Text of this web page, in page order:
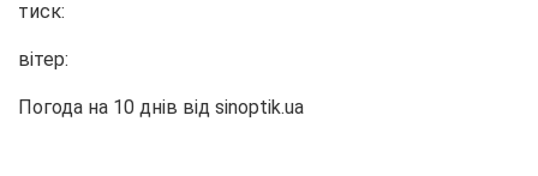
тиск:
вітер:
Погода на 10 днів від sinoptik.ua